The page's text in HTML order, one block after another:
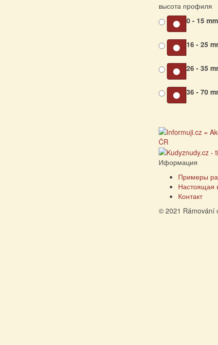
высота профиля
0 - 15
16 - 25
26 - 35
36 - 70
Иформация
Примеры
Настоящая
Контакт
© 2021 Rámování